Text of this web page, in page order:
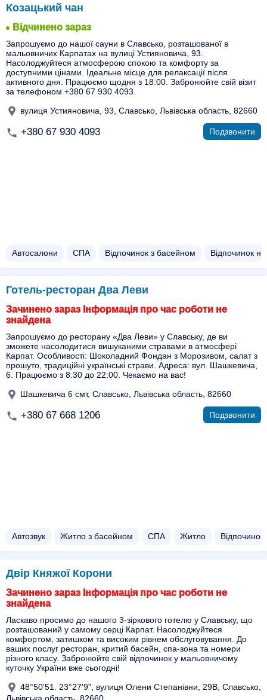
Козацький чан
Відчинено зараз
Запрошуємо до нашої сауни в Славсько, розташованої в
мальовничих Карпатах на вулиці Устияновича, 93.
Насолоджуйтеся атмосферою спокою та комфорту за
доступними цінами. Ідеальне місце для релаксації після
активного дня. Працюємо щодня з 18:00. Забронюйте свій візит
за телефоном +380 67 930 4093.
вулиця Устияновича, 93, Славсько, Львівська область, 82660
+380 67 930 4093 Подзвонити
Автосалони СПА Відпочинок з басейном​ Відпочинок
Готель-ресторан Два Леви
Зачинено зараз Інформація про час роботи не
знайдена
Запрошуємо до ресторану «Два Леви» у Славську, де ви
зможете насолодитися вишуканими стравами в атмосфері
Карпат. Особливості: Шоколадний Фондан з Морозивом, салат з
прошуто, традиційні українські страви. Адреса: вул. Шашкевича,
6. Працюємо з 8:30 до 22:00. Чекаємо на вас!
Шашкевича 6 смт, Славсько, Львівська область, 82660
+380 67 668 1206 Подзвонити
Автозвук Житло з басейном​ СПА Житло
Двір Княжої Корони
Зачинено зараз Інформація про час роботи не
знайдена
Ласкаво просимо до нашого 3-зіркового готелю у Славську, що
розташований у самому серці Карпат. Насолоджуйтеся
комфортом, затишком та високим рівнем обслуговування. До
ваших послуг ресторан, критий басейн, спа-зона та номери
різного класу. Забронюйте свій відпочинок у мальовничому
куточку України вже сьогодні!
48°50'51. 23°27'9", вулиця Олени Степанівни, 29В, Славсько,